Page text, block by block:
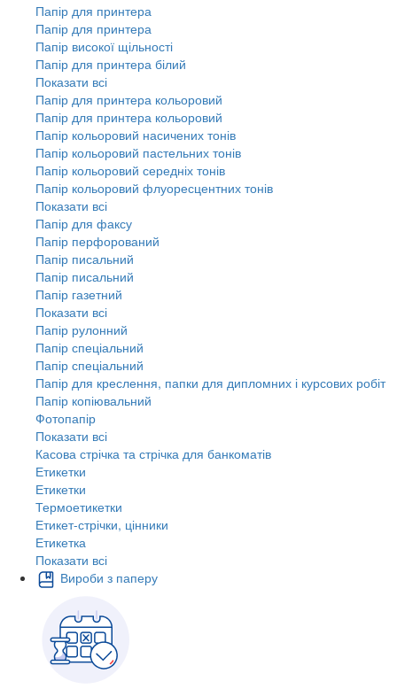
Папір для принтера
Папір для принтера
Папір високої щільності
Папір для принтера білий
Показати всі
Папір для принтера кольоровий
Папір для принтера кольоровий
Папір кольоровий насичених тонів
Папір кольоровий пастельних тонів
Папір кольоровий середніх тонів
Папір кольоровий флуоресцентних тонів
Показати всі
Папір для факсу
Папір перфорований
Папір писальний
Папір писальний
Папір газетний
Показати всі
Папір рулонний
Папір спеціальний
Папір спеціальний
Папір для креслення, папки для дипломних і курсових робіт
Папір копіювальний
Фотопапір
Показати всі
Касова стрічка та стрічка для банкоматів
Етикетки
Етикетки
Термоетикетки
Етикет-стрічки, цінники
Етикетка
Показати всі
Вироби з паперу